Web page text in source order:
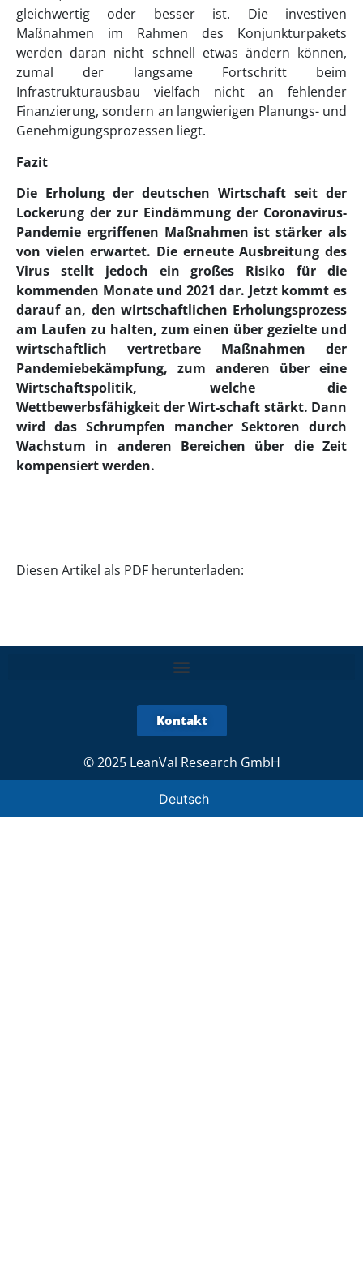
gleichwertig oder besser ist. Die investiven
Maßnahmen im Rahmen des Konjunkturpakets
werden daran nicht schnell etwas ändern können,
zumal der langsame Fortschritt beim
Infrastrukturausbau vielfach nicht an fehlender
Finanzierung, sondern an langwierigen Planungs- und
Genehmigungsprozessen liegt.
Fazit
Die Erholung der deutschen Wirtschaft seit der
Lockerung der zur Eindämmung der Coronavirus-
Pandemie ergriffenen Maßnahmen ist stärker als
von vielen erwartet. Die erneute Ausbreitung des
Virus stellt jedoch ein großes Risiko für die
kommenden Monate und 2021 dar. Jetzt kommt es
darauf an, den wirtschaftlichen Erholungsprozess
am Laufen zu halten, zum einen über gezielte und
wirtschaftlich vertretbare Maßnahmen der
Pandemiebekämpfung, zum anderen über eine
Wirtschaftspolitik, welche die
Wettbewerbsfähigkeit der Wirt-schaft stärkt. Dann
wird das Schrumpfen mancher Sektoren durch
Wachstum in anderen Bereichen über die Zeit
kompensiert werden.
Diesen Artikel als PDF herunterladen:
Kontakt
© 2025 LeanVal Research GmbH
Deutsch